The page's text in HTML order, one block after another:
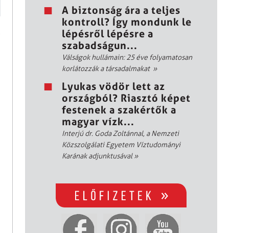
A biztonság ára a teljes
kontroll? Így mondunk le
lépésről lépésre a
szabadságun...
Válságok hullámain: 25 éve folyamatosan
korlátozzák a társadalmakat »
Lyukas vödör lett az
országból? Riasztó képet
festenek a szakértők a
magyar vízk...
Interjú dr. Goda Zoltánnal, a Nemzeti
Közszolgálati Egyetem Víztudományi
Karának adjunktusával»